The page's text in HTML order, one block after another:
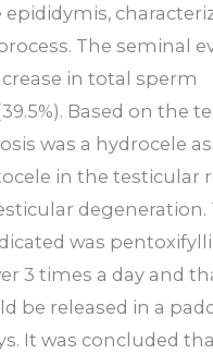
The seminal
in total sperm
Based on the
was a hydrocele
in the testicular
degeneration.
was
3 times a day and
be released in a
It was concluded